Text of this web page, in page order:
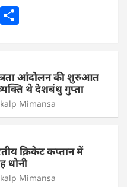
E
eआंदोलन की शुरुआत
थे देशबंधु गुप्ता
Mimansa
क्रिकेट कप्तान में
धोनी
Mimansa